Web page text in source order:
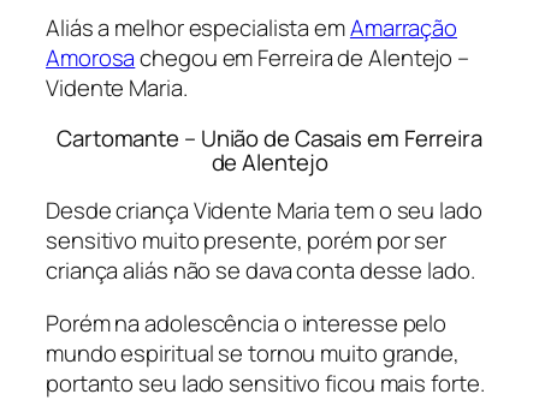
Aliás a melhor especialista emAmarração
Amorosachegou em Ferreira de Alentejo –
Vidente Maria.
Cartomante – União de Casais em Ferreira
de Alentejo
Desde criança Vidente Maria tem o seu lado
sensitivo muito presente, porém por ser
criança aliás não se dava conta desse lado.
Porém na adolescência o interesse pelo
mundo espiritual se tornou muito grande,
portanto seu lado sensitivo ficou mais forte.